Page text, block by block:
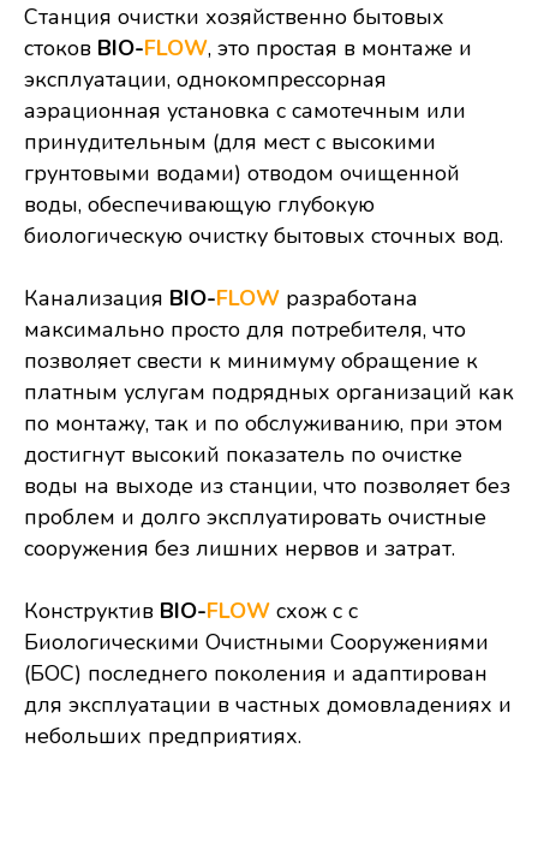
Станция очистки хозяйственно бытовых
стоков BIO-FLOW, это простая в монтаже и
эксплуатации, однокомпрессорная
аэрационная установка с самотечным или
принудительным (для мест с высокими
грунтовыми водами) отводом очищенной
воды, обеспечивающую глубокую
биологическую очистку бытовых сточных вод.
Канализация BIO-FLOW разработана
максимально просто для потребителя, что
позволяет свести к минимуму обращение к
платным услугам подрядных организаций как
по монтажу, так и по обслуживанию, при этом
достигнут высокий показатель по очистке
воды на выходе из станции, что позволяет без
проблем и долго эксплуатировать очистные
сооружения без лишних нервов и затрат.
Конструктив BIO-FLOW схож с с
Биологическими Очистными Сооружениями
(БОС) последнего поколения и адаптирован
для эксплуатации в частных домовладениях и
небольших предприятиях.